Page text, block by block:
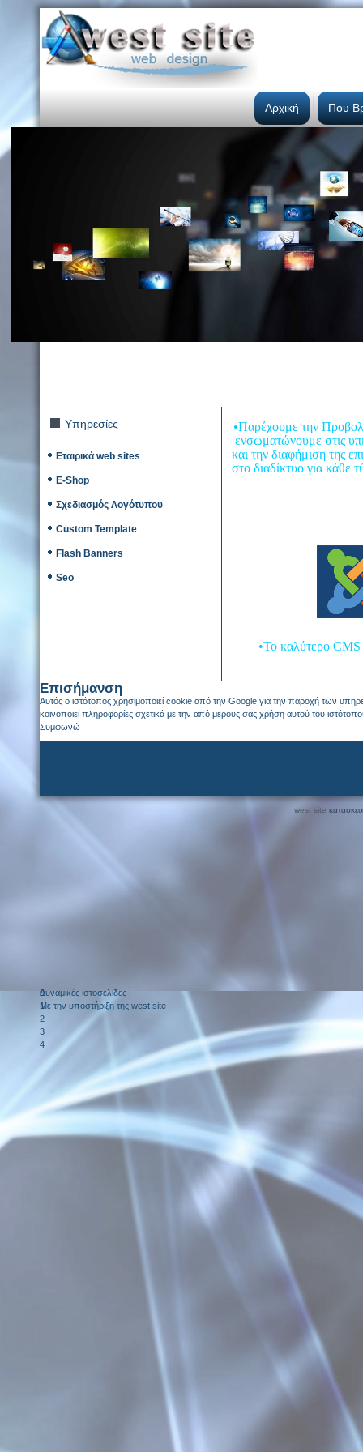
Αρχική Που
Δυναμικές ιστοσελίδες
Με την υποστήριξη της west site
0
1
2
3
4
Υπηρεσίες
Εταιρικά web sites
E-Shop
Σχεδιασμός Λογότυπου
Custom Template
Flash Banners
Seo
•Παρέχουμε την
ενσωματώνουμε στις
και την διαφήμιση της
στο διαδίκτυο για κάθε
•Το καλύτερο CMS
Επισήμανση
Αυτός ο ιστότοπος χρησιμοποιεί cookie από την Google για την παροχή των
κοινοποιεί πληροφορίες σχετικά με την από μερους σας χρήση αυτού του
Συμφωνώ
west site